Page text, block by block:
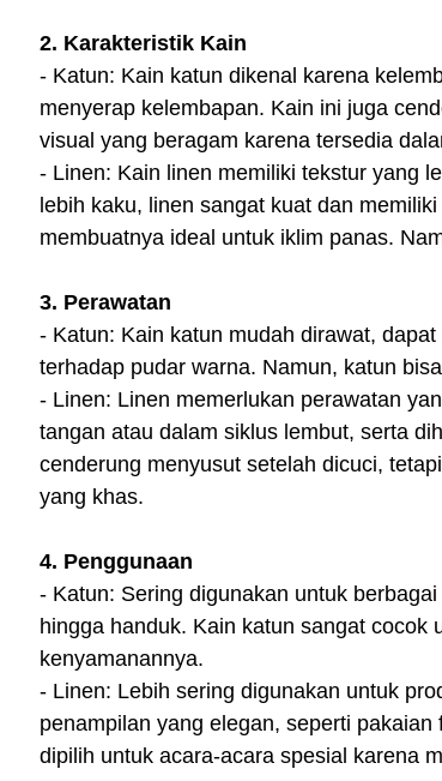
2. Karakteristik Kain
- Katun: Kain katun dikenal karena
menyerap kelembapan. Kain ini juga
visual yang beragam karena tersedia
- Linen: Kain linen memiliki tekstur yang
lebih kaku, linen sangat kuat dan
membuatnya ideal untuk iklim panas.
3. Perawatan
- Katun: Kain katun mudah dirawat,
terhadap pudar warna. Namun, katun
- Linen: Linen memerlukan perawatan
tangan atau dalam siklus lembut, serta
cenderung menyusut setelah dicuci,
yang khas.
4. Penggunaan
- Katun: Sering digunakan untuk
hingga handuk. Kain katun sangat cocok
kenyamanannya.
- Linen: Lebih sering digunakan untuk
penampilan yang elegan, seperti
dipilih untuk acara-acara spesial karena